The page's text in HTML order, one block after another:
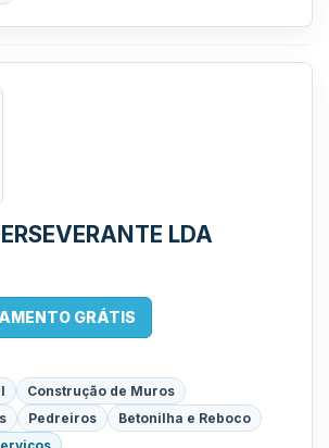
LDA
GRÁTIS
Construção de Muros
Pedreiros
Betonilha e Reboco